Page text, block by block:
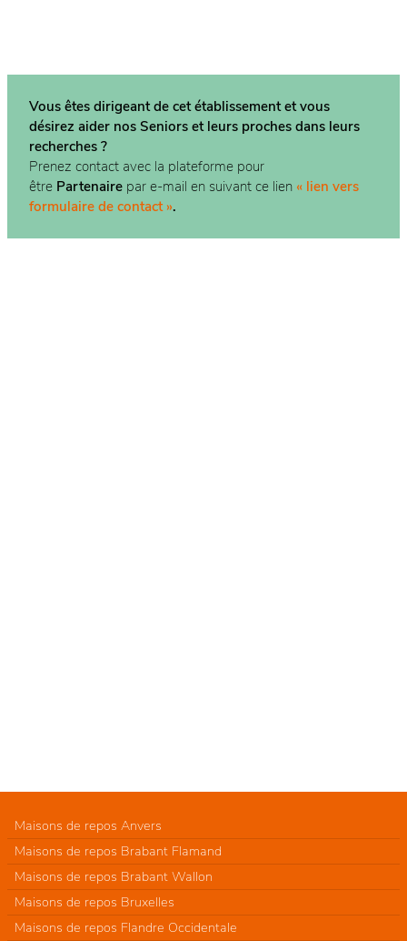
Vous êtes dirigeant de cet établissement et vous
désirez aider nos Seniors et leurs proches dans leurs
recherches ?
Prenez contact avec la plateforme pour
être Partenaire par e-mail en suivant ce lien « lien vers
formulaire de contact ».
Maisons de repos Anvers
Maisons de repos Brabant Flamand
Maisons de repos Brabant Wallon
Maisons de repos Bruxelles
Maisons de repos Flandre Occidentale